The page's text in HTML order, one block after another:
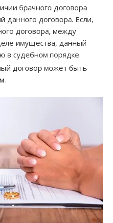
брачного договора
данного договора. Если,
договора, между
имущества, данный
в судебном порядке.
договор может быть